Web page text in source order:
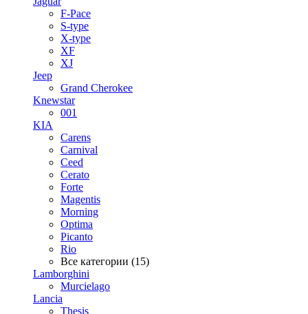
F-Pace
S-type
X-type
XF
XJ
Jeep
Grand Cherokee
Knewstar
001
KIA
Carens
Carnival
Ceed
Cerato
Forte
Magentis
Morning
Optima
Picanto
Rio
Все категории (15)
Lamborghini
Murcielago
Lancia
Thesis